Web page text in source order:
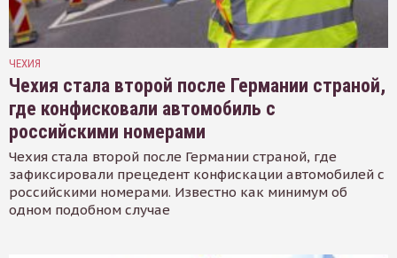
ЧЕХИЯ
Чехия стала второй после Германии страной,
где конфисковали автомобиль с
российскими номерами
Чехия стала второй после Германии страной, где
зафиксировали прецедент конфискации автомобилей с
российскими номерами. Известно как минимум об
одном подобном случае